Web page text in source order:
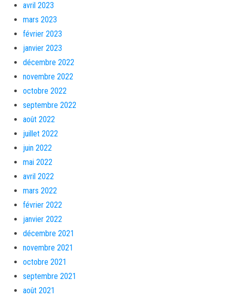
avril 2023
mars 2023
février 2023
janvier 2023
décembre 2022
novembre 2022
octobre 2022
septembre 2022
août 2022
juillet 2022
juin 2022
mai 2022
avril 2022
mars 2022
février 2022
janvier 2022
décembre 2021
novembre 2021
octobre 2021
septembre 2021
août 2021